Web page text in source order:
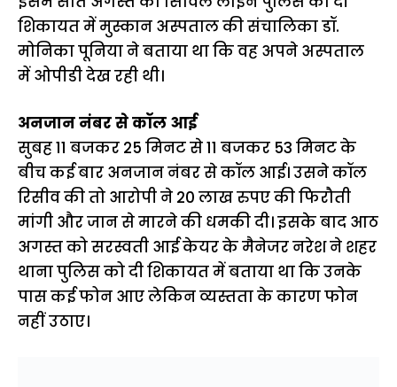
शिकायत में मुस्कान अस्पताल की संचालिका डॉ.
मोनिका पूनिया ने बताया था कि वह अपने अस्पताल
में ओपीडी देख रही थी।
अनजान नंबर से कॉल आई
सुबह 11 बजकर 25 मिनट से 11 बजकर 53 मिनट के
बीच कई बार अनजान नंबर से कॉल आई। उसने कॉल
रिसीव की तो आरोपी ने 20 लाख रुपए की फिरौती
मांगी और जान से मारने की धमकी दी। इसके बाद आठ
अगस्त को सरस्वती आई केयर के मैनेजर नरेश ने शहर
थाना पुलिस को दी शिकायत में बताया था कि उनके
पास कई फोन आए लेकिन व्यस्तता के कारण फोन
नहीं उठाए।